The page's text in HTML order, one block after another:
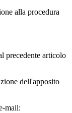
alla procedura
precedente articolo
dell'apposito
mail: